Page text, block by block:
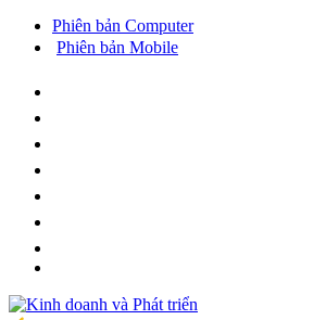
Phiên bản Computer
Phiên bản Mobile